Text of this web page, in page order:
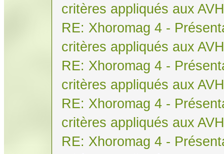
critères appliqués aux AVH
RE: Xhoromag 4 -
critères appliqués aux AVH
RE: Xhoromag 4 -
critères appliqués aux AVH
RE: Xhoromag 4 -
critères appliqués aux AVH
RE: Xhoromag 4 -